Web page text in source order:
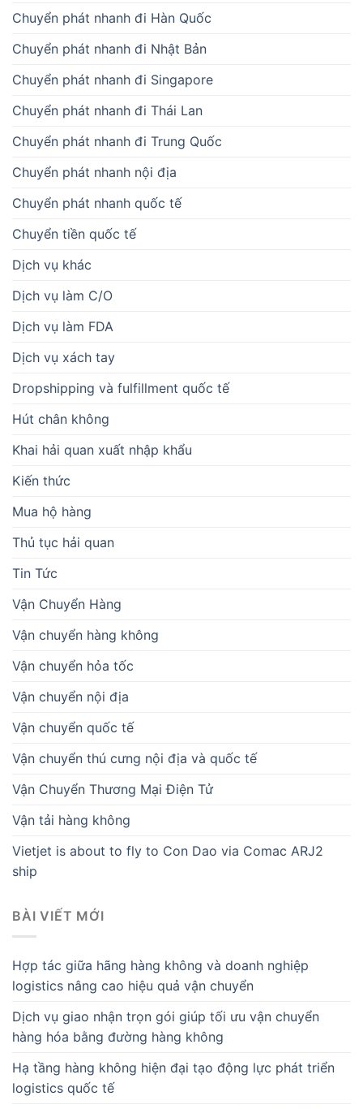
Chuyển phát nhanh đi Hàn Quốc
Chuyển phát nhanh đi Nhật Bản
Chuyển phát nhanh đi Singapore
Chuyển phát nhanh đi Thái Lan
Chuyển phát nhanh đi Trung Quốc
Chuyển phát nhanh nội địa
Chuyển phát nhanh quốc tế
Chuyển tiền quốc tế
Dịch vụ khác
Dịch vụ làm C/O
Dịch vụ làm FDA
Dịch vụ xách tay
Dropshipping và fulfillment quốc tế
Hút chân không
Khai hải quan xuất nhập khẩu
Kiến thức
Mua hộ hàng
Thủ tục hải quan
Tin Tức
Vận Chuyển Hàng
Vận chuyển hàng không
Vận chuyển hỏa tốc
Vận chuyển nội địa
Vận chuyển quốc tế
Vận chuyển thú cưng nội địa và quốc tế
Vận Chuyển Thương Mại Điện Tử
Vận tải hàng không
Vietjet is about to fly to Con Dao via Comac ARJ2
ship
BÀI VIẾT MỚI
Hợp tác giữa hãng hàng không và doanh nghiệp
logistics nâng cao hiệu quả vận chuyển
Dịch vụ giao nhận trọn gói giúp tối ưu vận chuyển
hàng hóa bằng đường hàng không
Hạ tầng hàng không hiện đại tạo động lực phát triển
logistics quốc tế